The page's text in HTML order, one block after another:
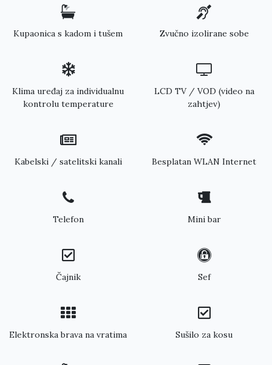
Kupaonica s kadom i tušem Zvučno izolirane sobe
Klima uređaj za individualnu
kontrolu temperature
LCD TV / VOD (video na
zahtjev)
Kabelski / satelitski kanali Besplatan WLAN Internet
Telefon Mini bar
Čajnik Sef
Elektronska brava na vratima Sušilo za kosu